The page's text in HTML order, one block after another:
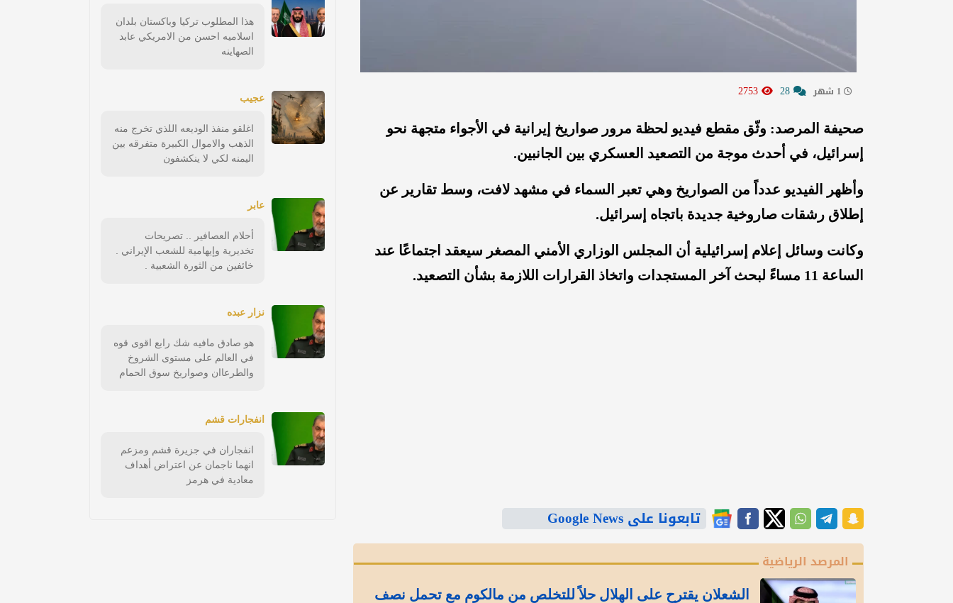
صحيفة المرصد: وثّق مقطع فيديو لحظة مرور صواريخ إيرانية في الأجواء متجهة نحو
إسرائيل، في أحدث موجة من التصعيد العسكري بين الجانبين.
وأظهر الفيديو عدداً من الصواريخ وهي تعبر السماء في مشهد لافت، وسط تقارير عن
إطلاق رشقات صاروخية جديدة باتجاه إسرائيل.
وكانت وسائل إعلام إسرائيلية أن المجلس الوزاري الأمني المصغر سيعقد اجتماعًا عند
الساعة 11 مساءً لبحث آخر المستجدات واتخاذ القرارات اللازمة بشأن التصعيد.
تابعونا على Google News
المرصد الرياضية
الشعلان يقترح على الهلال حلاً للتخلص من مالكوم مع تحمل نصف
هذا المطلوب تركيا وباكستان بلدان
اسلاميه احسن من الامريكي عابد
الصهاينه
عجيب
اغلقو منفذ الوديعه اللذي تخرج منه
الذهب والاموال الكبيرة متفرقه بين
اليمنه لكي لا ينكشفون
عابر
أحلام العصافير .. تصريحات
تخديرية وإيهامية للشعب الإيراني .
خائفين من الثورة الشعبية .
نزار عبده
هو صادق مافيه شك رابع اقوى قوه
في العالم على مستوى الشروخ
والطرعاان وصواريخ سوق الحمام
انفجارات قشم
انفجاران في جزيرة قشم ومزعم
انهما ناجمان عن اعتراض أهداف
معادية في هرمز